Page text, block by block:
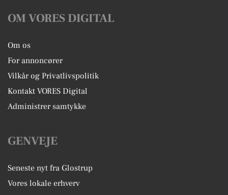
OM VORES DIGITAL
Om os
For annoncører
Vilkår og Privatlivspolitik
Kontakt VORES Digital
Administrer samtykke
GENVEJE
Seneste nyt fra Glostrup
Vores lokale erhverv